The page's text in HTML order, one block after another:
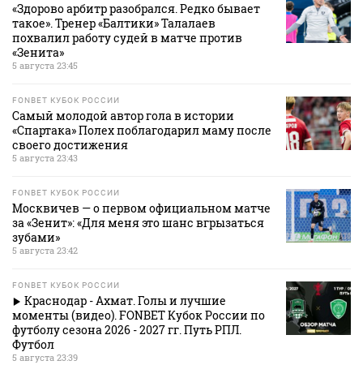
«Здорово арбитр разобрался. Редко бывает
такое». Тренер «Балтики» Талалаев
похвалил работу судей в матче против
«Зенита»
5 августа 23:45
FONBET КУБОК РОССИИ
Самый молодой автор гола в истории
«Спартака» Полех поблагодарил маму после
своего достижения
5 августа 23:43
FONBET КУБОК РОССИИ
Москвичев — о первом официальном матче
за «Зенит»: «Для меня это шанс вгрызаться
зубами»
5 августа 23:42
FONBET КУБОК РОССИИ
Краснодар - Ахмат. Голы и лучшие
моменты (видео). FONBET Кубок России по
футболу сезона 2026 - 2027 гг. Путь РПЛ.
Футбол
5 августа 23:39